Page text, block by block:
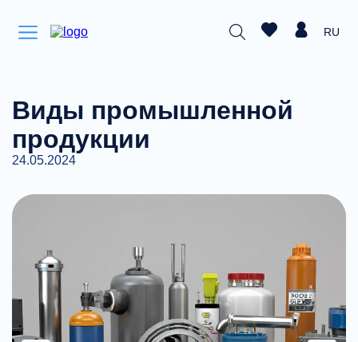
RU
Виды промышленной
продукции
24.05.2024